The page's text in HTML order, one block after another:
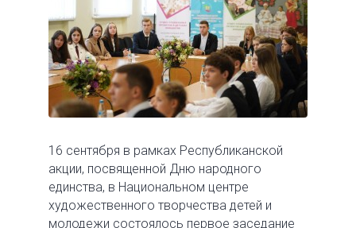
16 сентября в рамках Республиканской
акции, посвященной Дню народного
единства, в Национальном центре
художественного творчества детей и
молодежи состоялось первое заседание